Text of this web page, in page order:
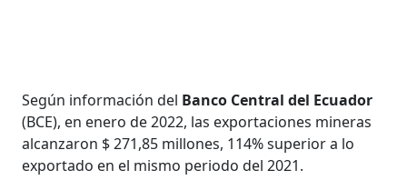
Según información del Banco Central del Ecuador
(BCE), en enero de 2022, las exportaciones mineras
alcanzaron $ 271,85 millones, 114% superior a lo
exportado en el mismo periodo del 2021.